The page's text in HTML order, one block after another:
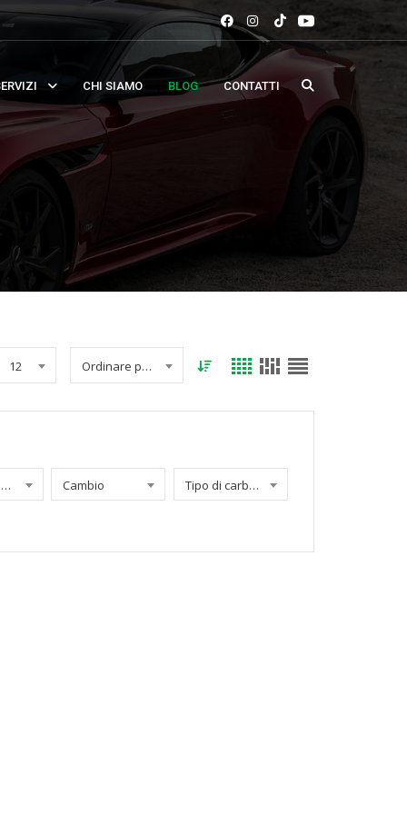
CHI SIAMO BLOG CONTATTI
12 Ordinare per data
Chilometraggio Cambio Tipo di carburante